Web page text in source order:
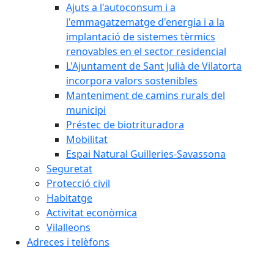
Ajuts a l'autoconsum i a
l'emmagatzematge d'energia i a la
implantació de sistemes tèrmics
renovables en el sector residencial
L'Ajuntament de Sant Julià de Vilatorta
incorpora valors sostenibles
Manteniment de camins rurals del
municipi
Préstec de biotrituradora
Mobilitat
Espai Natural Guilleries-Savassona
Seguretat
Protecció civil
Habitatge
Activitat econòmica
Vilalleons
Adreces i telèfons